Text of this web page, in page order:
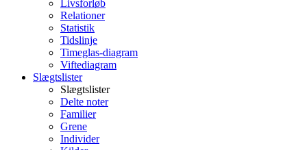
Livsforløb
Relationer
Statistik
Tidslinje
Timeglas-diagram
Viftediagram
Slægtslister
Slægtslister
Delte noter
Familier
Grene
Individer